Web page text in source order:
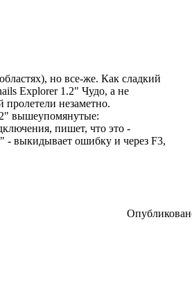
но все-же. Как сладкий
Explorer 1.2" Чудо, а не
пролетели незаметно.
вышеупомянутые:
пишет, что это -
- выкидывает ошибку и через F3,